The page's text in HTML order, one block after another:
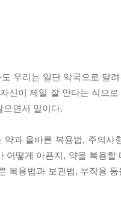
우리는 일단 약국으로 달
신이 제일 잘 안다는 식으
으면서 말이다.
과 올바른 복용법, 주의사
떻게 아픈지, 약을 복용할
복용법과 보관법, 부작용